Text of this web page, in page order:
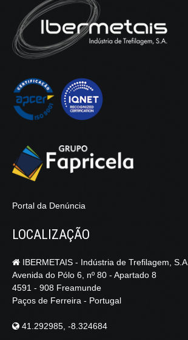
Portal da Denúncia
LOCALIZAÇÃO
IBERMETAIS - Indústria de Trefilagem, S.A.
Avenida do Pólo 6, nº 80 - Apartado 8
4591 - 908 Freamunde
Paços de Ferreira - Portugal
41.292985, -8.324684